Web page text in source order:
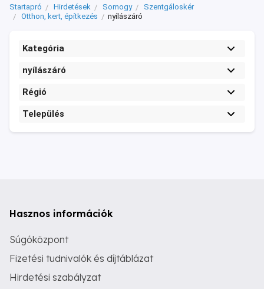
Startapró Hirdetések Somogy
Szentgáloskér
Otthon, kert, építkezés
nyílászáró
Kategória
nyílászáró
Régió
Település
Hasznos információk
Súgóközpont
Fizetési tudnivalók és díjtáblázat
Hirdetési szabályzat